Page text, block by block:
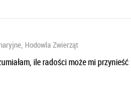
Hodowla Zwierząt
ile radości może mi